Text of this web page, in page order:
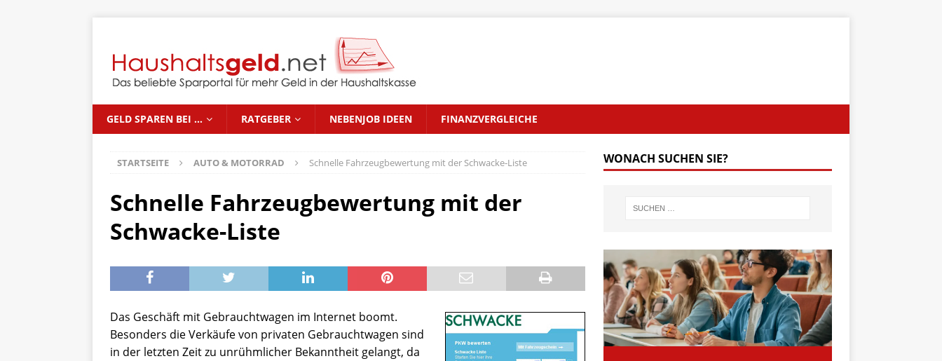
GELD SPAREN BEI … RATGEBER NEBENJOB IDEEN FINANZVERGLEICHE
STARTSEITE AUTO & MOTORRAD Schnelle Fahrzeugbewertung mit der Schwacke-Liste
Schnelle Fahrzeugbewertung mit der
Schwacke-Liste
Das Geschäft mit Gebrauchtwagen im Internet boomt.
Besonders die Verkäufe von privaten Gebrauchtwagen sind
in der letzten Zeit zu unrühmlicher Bekanntheit gelangt, da
WONACH SUCHEN SIE?